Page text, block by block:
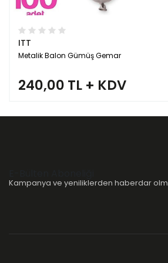
ITT
Metalik Balon Pembe Renk Gemar
240,00 TL + KDV
Kampanya ve yeniliklerden haberdar